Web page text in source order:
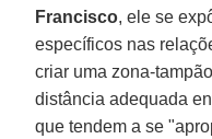
Francisco, ele se
específicos nas
criar uma zona-
distância adequada
que tendem a se